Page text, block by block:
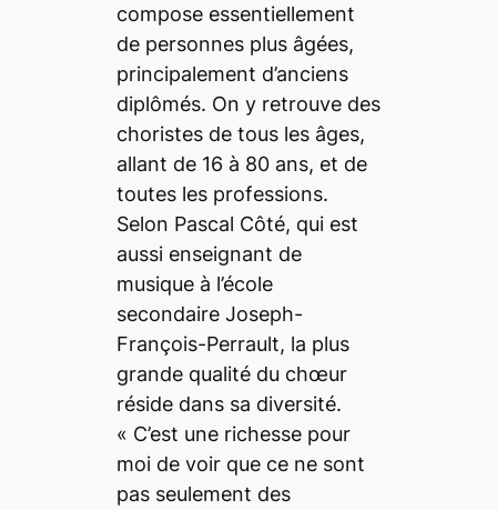
compose essentiellement
de personnes plus âgées,
principalement d’anciens
diplômés. On y retrouve des
choristes de tous les âges,
allant de 16 à 80 ans, et de
toutes les professions.
Selon Pascal Côté, qui est
aussi enseignant de
musique à l’école
secondaire Joseph-
François-Perrault, la plus
grande qualité du chœur
réside dans sa diversité.
« C’est une richesse pour
moi de voir que ce ne sont
pas seulement des